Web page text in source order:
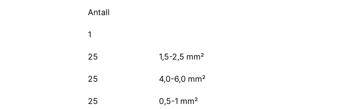
Antall
1
25 1,5-2,5 mm²
25 4,0-6,0 mm²
25 0,5-1 mm²